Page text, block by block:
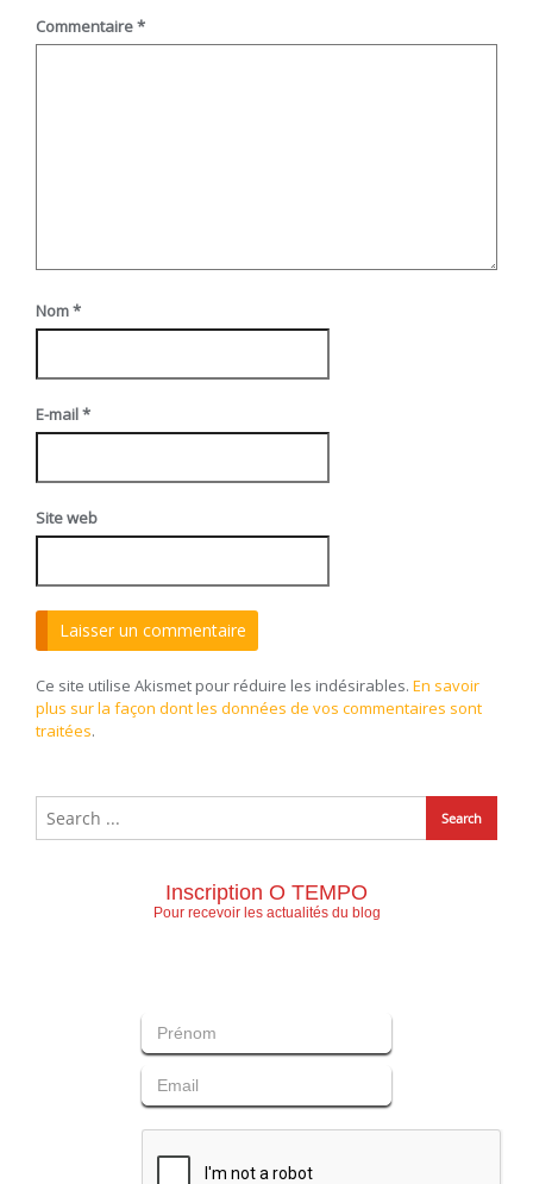
Commentaire*
Nom*
E-mail*
Site web
Ce site utilise Akismet pour réduire les indésirables. En savoir
plus sur la façon dont les données de vos commentaires sont
traitées.
Inscription O TEMPO
Pour recevoir les actualités du blog